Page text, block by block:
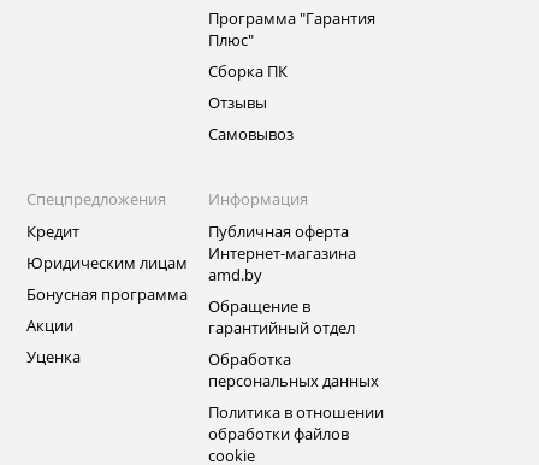
Программа "Гарантия
Плюс"
Сборка ПК
Отзывы
Самовывоз
Спецпредложения
Кредит
Юридическим лицам
Бонусная программа
Акции
Уценка
Информация
Публичная оферта
Интернет-магазина
amd.by
Обращение в
гарантийный отдел
Обработка
персональных данных
Политика в отношении
обработки файлов
cookie